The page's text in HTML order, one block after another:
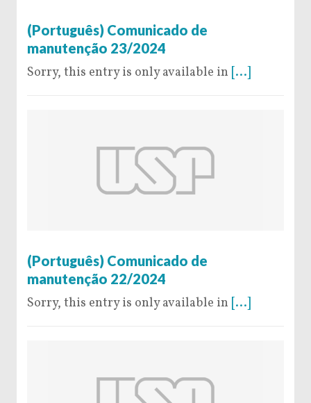
(Português) Comunicado de
manutenção 23/2024
Sorry, this entry is only available in [...]
(Português) Comunicado de
manutenção 22/2024
Sorry, this entry is only available in [...]